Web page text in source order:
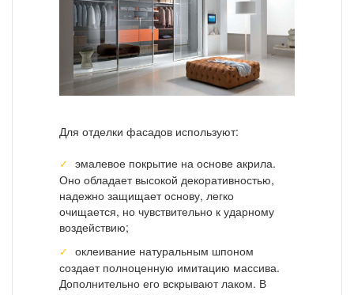
Для отделки фасадов используют:
эмалевое покрытие на основе акрила.
Оно обладает высокой декоративностью,
надежно защищает основу, легко
очищается, но чувствительно к ударному
воздействию;
оклеивание натуральным шпоном
создает полноценную имитацию массива.
Дополнительно его вскрывают лаком. В